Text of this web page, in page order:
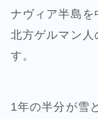
ナヴィア半島を
北方ゲルマン
す。
1年の半分が雪